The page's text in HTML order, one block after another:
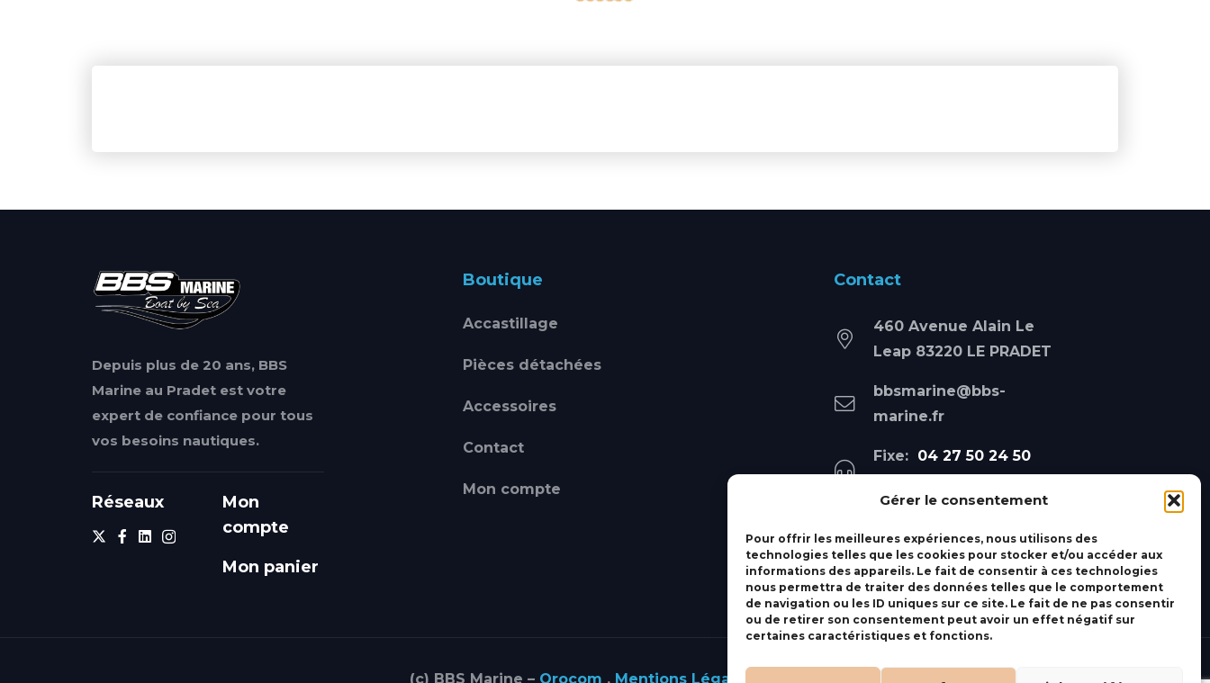
Gérer le consentement
Pour offrir les meilleures expériences, nous utilisons des
technologies telles que les cookies pour stocker et/ou accéder aux
informations des appareils. Le fait de consentir à ces technologies
nous permettra de traiter des données telles que le comportement
de navigation ou les ID uniques sur ce site. Le fait de ne pas consentir
ou de retirer son consentement peut avoir un effet négatif sur
certaines caractéristiques et fonctions.
Depuis plus de 20 ans, BBS
Marine au Pradet est votre
expert de confiance pour tous
vos besoins nautiques.
Réseaux
Mon
compte
Mon panier
Boutique
Accastillage
Pièces détachées
Accessoires
Contact
Mon compte
Contact
460 Avenue Alain Le
Leap 83220 LE PRADET
bbsmarine@bbs-
marine.fr
Fixe: 04 27 50 24 50
(c) BBS Marine – Orocom . Mentions Légales